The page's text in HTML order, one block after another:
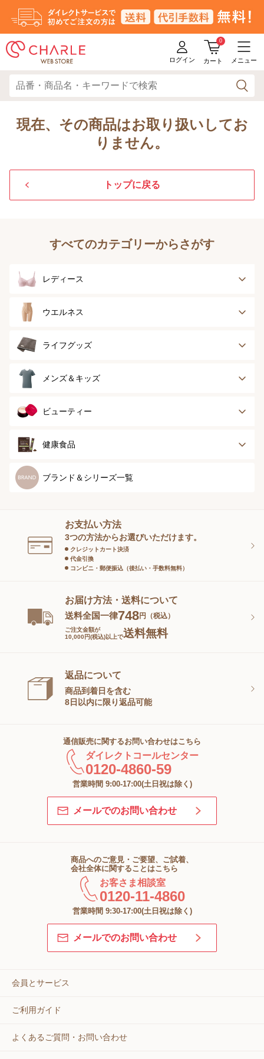
ログイン
0
カート メニュー
現在、その商品はお取り扱いしてお
りません。
トップに戻る
すべてのカテゴリーからさがす
レディース
ブラジャー
ボディースーツ
ランジェリー
イツ
ウエルネス
健康サポート
スポーツ
ライフグッズ
アウター
グッズ
メンズ＆キッズ
メンズトップ
メンズソックス
ビューティー
スキンケア
スペシャルケア
スキンケアグッズ
健康食品
健康食品
ブランド＆シリーズ一覧
お支払い方法
3つの方法からお選びいただけます。
クレジットカート決済
代金引換
コンビニ・郵便振込（後払い・手数料無料）
お届け方法・送料について
送料全国一律748円（税込）
ご注文金額が
10,000円(税込)以上で送料無料
返品について
商品到着日を含む
8日以内に限り返品可能
通信販売に関するお問い合わせはこちら
ダイレクトコールセンター
0120-4860-59
営業時間 9:00-17:00(土日祝は除く)
メールでのお問い合わせ
商品へのご意見・ご要望、ご試着、
会社全体に関することはこちら
お客さま相談室
0120-11-4860
営業時間 9:30-17:00(土日祝は除く)
メールでのお問い合わせ
会員とサービス
ご利用ガイド
よくあるご質問・お問い合わせ